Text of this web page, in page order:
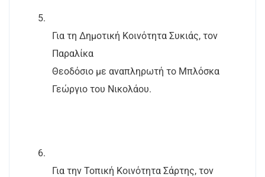
5.
Για τη Δημοτική Κοινότητα Συκιάς, τον
Παραλίκα
Θεοδόσιο με αναπληρωτή το Μπλόσκα
Γεώργιο του Νικολάου.
6.
Για την Τοπική Κοινότητα Σάρτης, τον